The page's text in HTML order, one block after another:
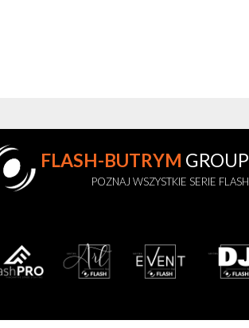
FLASH-BUTRYM GROUP
POZNAJ WSZYSTKIE SERIE FLASH